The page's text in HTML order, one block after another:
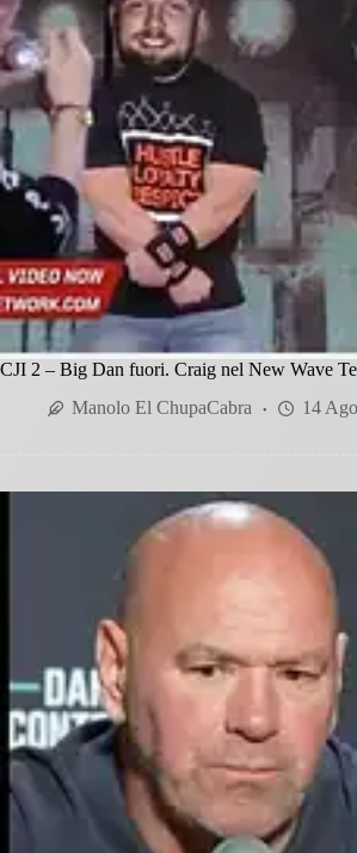
CJI 2 – Big Dan fuori. Craig nel New Wave
Manolo El ChupaCabra
14